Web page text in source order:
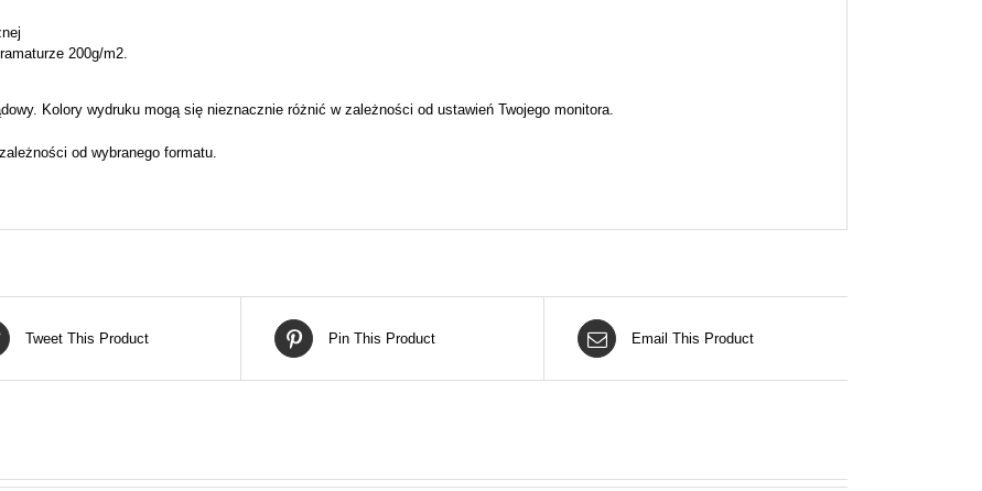
200g/m2.
Kolory wydruku mogą się nieznacznie różnić w zależności od ustawień Twojego monitora.
od wybranego formatu.
Tweet This Product Pin This Product Email This Product